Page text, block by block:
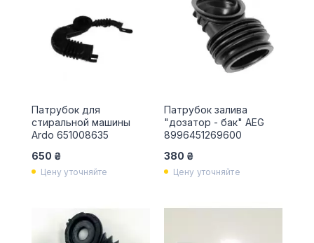
Патрубок для
стиральной машины
Ardo 651008635
650 ₴
Цену уточняйте
Патрубок залива
"дозатор - бак" AEG
8996451269600
380 ₴
Цену уточняйте